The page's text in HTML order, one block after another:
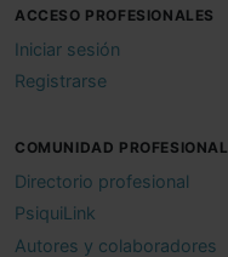
ACCESO PROFESIONALES
Iniciar sesión
Registrarse
COMUNIDAD PROFESIONAL
Directorio profesional
PsiquiLink
Autores y colaboradores